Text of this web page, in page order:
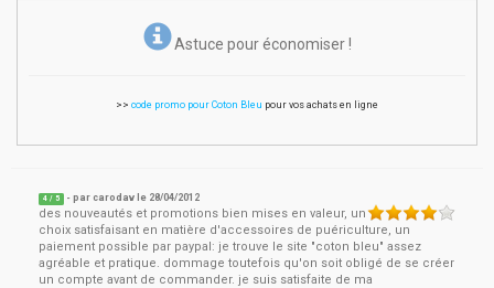
Astuce pour économiser !
>> code promo pour Coton Bleu pour vos achats en ligne
4 / 5 - parcarodav le 28/04/2012
des nouveautés et promotions bien mises en valeur, un
choix satisfaisant en matière d'accessoires de puériculture, un
paiement possible par paypal: je trouve le site "coton bleu" assez
agréable et pratique. dommage toutefois qu'on soit obligé de se créer
un compte avant de commander. je suis satisfaite de ma